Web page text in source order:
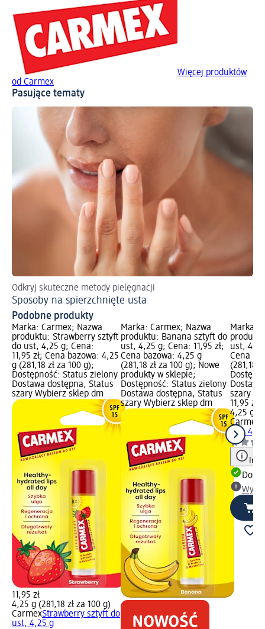
Więcej produktów
od Carmex
Pasujące tematy
Odkryj skuteczne metody pielęgnacji
Sposoby na spierzchnięte usta
Podobne produkty
Marka: Carmex; Nazwa
produktu: Strawberry sztyft
do ust, 4,25 g; Cena:
11,95 zł; Cena bazowa: 4,25
g (281,18 zł za 100 g);
Dostępność: Status zielony
Dostawa dostępna, Status
szary Wybierz sklep dm
11,95 zł
4,25 g (281,18 zł za 100 g)
CarmexStrawberry sztyft do
ust, 4,25 g
Marka: Carmex; Nazwa
produktu: Banana sztyft do
ust, 4,25 g; Cena: 11,95 zł;
Cena bazowa: 4,25 g
(281,18 zł za 100 g); Nowe
produkty w sklepie;
Dostępność: Status zielony
Dostawa dostępna, Status
szary Wybierz sklep dm
Marka:
ust, 4,25
Cena
(281,18
szary
11,95 zł
4,25 g
Carmex
ust,